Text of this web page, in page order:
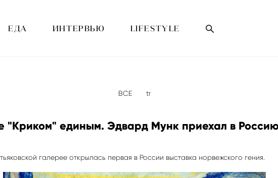
ЕДА ИНТЕРВЬЮ LIFESTYLE
ВСЕ tr
"Криком" единым. Эдвард Мунк приехал в
галерее открылась первая в России выставка норвежского гения.